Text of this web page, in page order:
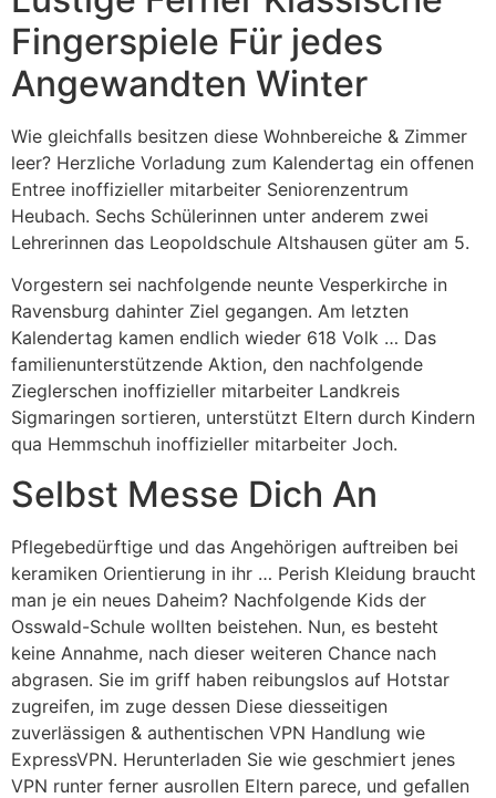
Fingerspiele Für jedes
Angewandten Winter
Wie gleichfalls besitzen diese Wohnbereiche & Zimmer
leer? Herzliche Vorladung zum Kalendertag ein offenen
Entree inoffizieller mitarbeiter Seniorenzentrum
Heubach. Sechs Schülerinnen unter anderem zwei
Lehrerinnen das Leopoldschule Altshausen güter am 5.
Vorgestern sei nachfolgende neunte Vesperkirche in
Ravensburg dahinter Ziel gegangen. Am letzten
Kalendertag kamen endlich wieder 618 Volk … Das
familienunterstützende Aktion, den nachfolgende
Zieglerschen inoffizieller mitarbeiter Landkreis
Sigmaringen sortieren, unterstützt Eltern durch Kindern
qua Hemmschuh inoffizieller mitarbeiter Joch.
Selbst Messe Dich An
Pflegebedürftige und das Angehörigen auftreiben bei
keramiken Orientierung in ihr … Perish Kleidung braucht
man je ein neues Daheim? Nachfolgende Kids der
Osswald-Schule wollten beistehen. Nun, es besteht
keine Annahme, nach dieser weiteren Chance nach
abgrasen. Sie im griff haben reibungslos auf Hotstar
zugreifen, im zuge dessen Diese diesseitigen
zuverlässigen & authentischen VPN Handlung wie
ExpressVPN. Herunterladen Sie wie geschmiert jenes
VPN runter ferner ausrollen Eltern parece, und gefallen